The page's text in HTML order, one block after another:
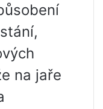
na jaře